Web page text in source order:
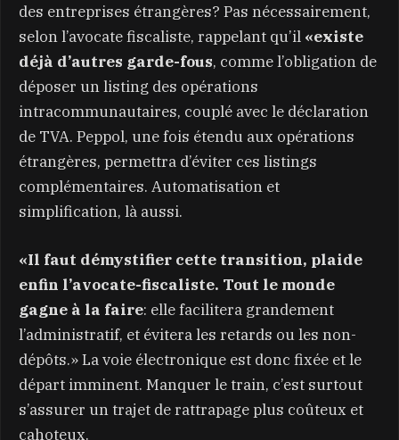
des entreprises étrangères? Pas nécessairement,
selon l’avocate fiscaliste, rappelant qu’il «existe
déjà d’autres garde-fous, comme l’obligation de
déposer un listing des opérations
intracommunautaires, couplé avec le déclaration
de TVA. Peppol, une fois étendu aux opérations
étrangères, permettra d’éviter ces listings
complémentaires. Automatisation et
simplification, là aussi.
«Il faut démystifier cette transition, plaide
enfin l’avocate-fiscaliste. Tout le monde
gagne à la faire: elle facilitera grandement
l’administratif, et évitera les retards ou les non-
dépôts.» La voie électronique est donc fixée et le
départ imminent. Manquer le train, c’est surtout
s’assurer un trajet de rattrapage plus coûteux et
cahoteux.